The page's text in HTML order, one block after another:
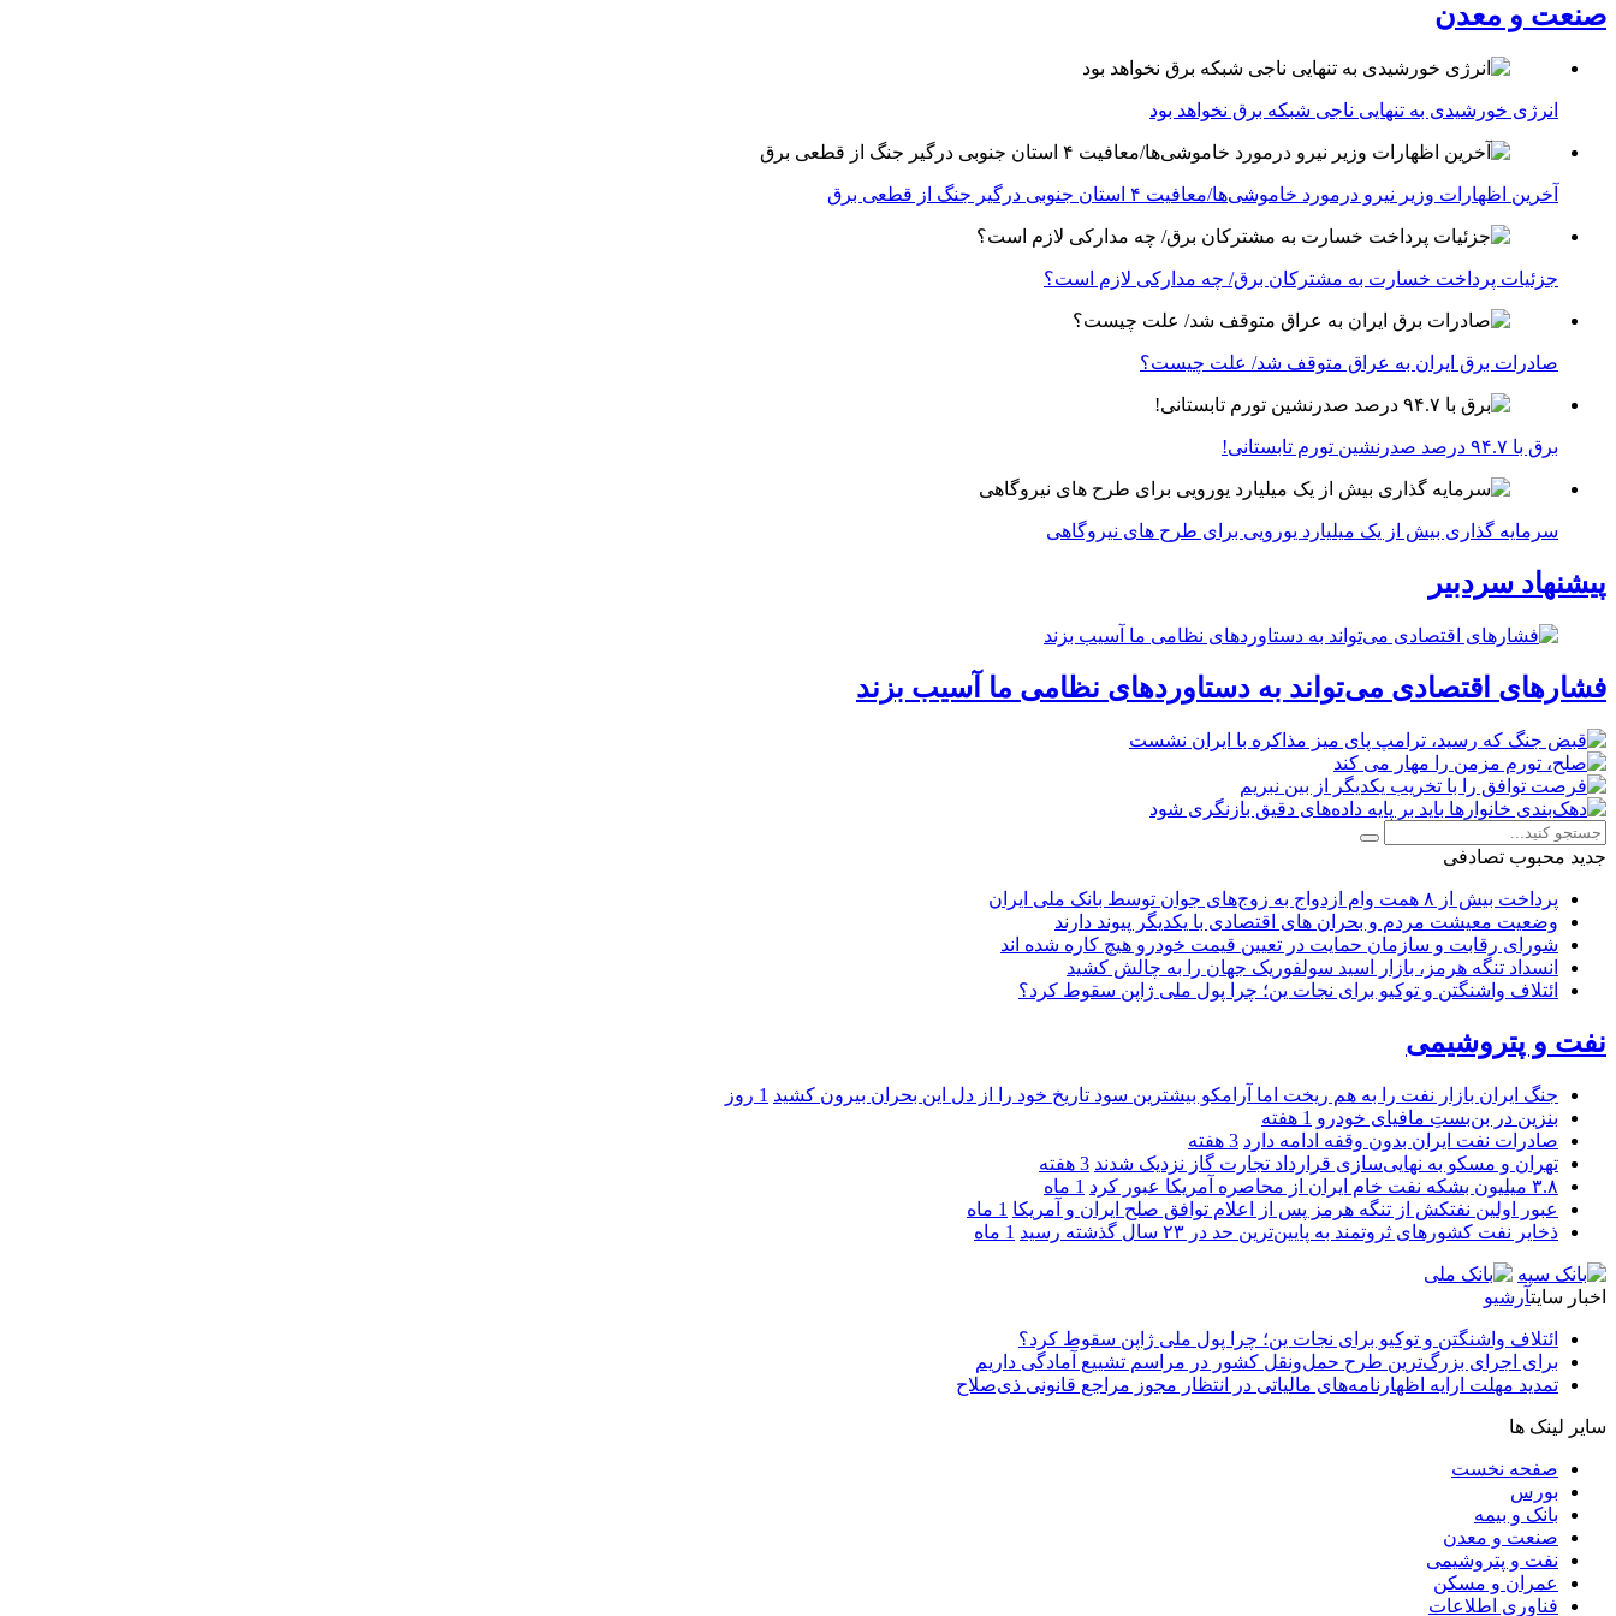
صنعت و معدن
انرژی خورشیدی به تنهایی ناجی شبکه برق نخواهد بود
آخرین اظهارات وزیر نیرو درمورد خاموشی‌ها/معافیت ۴ استان جنوبی درگیر جنگ از قطعی برق
جزئیات پرداخت خسارت به مشترکان برق/ چه مدارکی لازم است؟
صادرات برق ایران به عراق متوقف شد/ علت چیست؟
برق با ۹۴.۷ درصد صدرنشین تورم تابستانی!
سرمایه گذاری بیش از یک میلیارد یورویی برای طرح های نیروگاهی
پیشنهاد سردبیر
فشارهای اقتصادی می‌تواند به دستاوردهای نظامی ما آسیب بزند
جدید محبوب تصادفی
پرداخت بیش از ۸ همت وام ازدواج به زوج‌های جوان توسط بانک ملی ایران
وضعیت معیشت مردم و بحران های اقتصادی با یکدیگر پیوند دارند
شورای رقابت و سازمان حمایت در تعیین قیمت خودرو هیچ کاره شده اند
انسداد تنگه هرمز، بازار اسید سولفوریک جهان را به چالش کشید
ائتلاف واشنگتن و توکیو برای نجات ین؛ چرا پول ملی ژاپن سقوط کرد؟
نفت و پتروشیمی
جنگ ایران بازار نفت را به هم ریخت اما آرامکو بیشترین سود تاریخ خود را از دل این بحران بیرون کشید 1 روز
بنزین در بن‌بستِ مافیای خودرو 1 هفته
صادرات نفت ایران بدون وقفه ادامه دارد 3 هفته
تهران و مسکو به نهایی‌سازی قرارداد تجارت گاز نزدیک شدند 3 هفته
۳.۸ میلیون بشکه نفت خام ایران از محاصره آمریکا عبور کرد
1 ماه
عبور اولین نفتکش از تنگه هرمز پس از اعلام توافق صلح ایران و آمریکا 1 ماه
ذخایر نفت کشورهای ثروتمند به پایین‌ترین حد در ۲۳ سال گذشته رسید
1 ماه
اخبار سایتآرشیو
ائتلاف واشنگتن و توکیو برای نجات ین؛ چرا پول ملی ژاپن سقوط کرد؟
برای اجرای بزرگ‌ترین طرح حمل‌ونقل کشور در مراسم تشییع آمادگی داریم
تمدید مهلت ارایه اظهارنامه‌های مالیاتی در انتظار مجوز مراجع قانونی ذی‌‏صلاح
سایر لینک ها
صفحه نخست
بورس
بانک و بیمه
صنعت و معدن
نفت و پتروشیمی
عمران و مسکن
فناوری اطلاعات